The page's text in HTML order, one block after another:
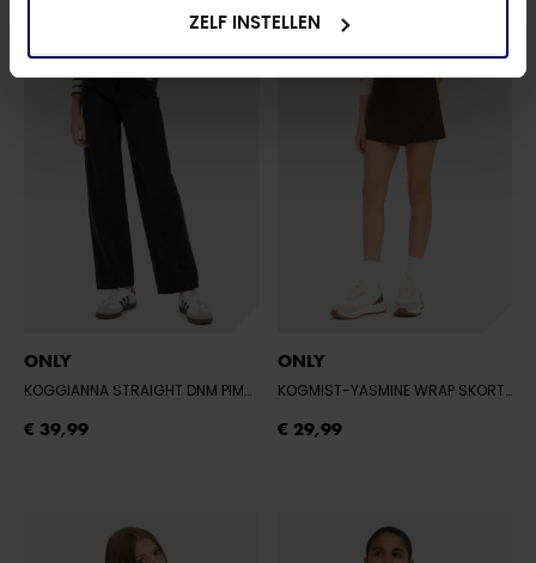
ZELF INSTELLEN
ONLY
KOGGIANNA STRAIGHT DNM PIM730 - WASHED BLACK
€ 39,99
ONLY
KOGMIST-YASMINE WRAP SKORT TLR
€ 29,99